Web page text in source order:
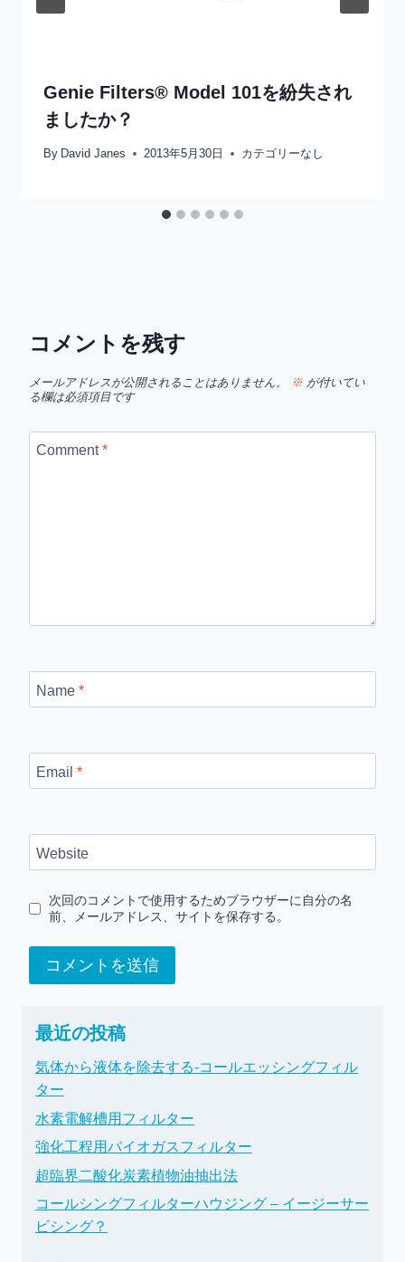
Genie Filters® Model 101を紛失され
ましたか？
By David Janes 2013年5月30日 カテゴリーなし
コメントを残す
メールアドレスが公開されることはありません。 ※ が付いてい
る欄は必須項目です
Comment*
Name *
Email *
Website
次回のコメントで使用するためブラウザーに自分の名
前、メールアドレス、サイトを保存する。
最近の投稿
気体から液体を除去する-コールエッシングフィル
ター
水素電解槽用フィルター
強化工程用バイオガスフィルター
超臨界二酸化炭素植物油抽出法
コールシングフィルターハウジング – イージーサー
ビシング？